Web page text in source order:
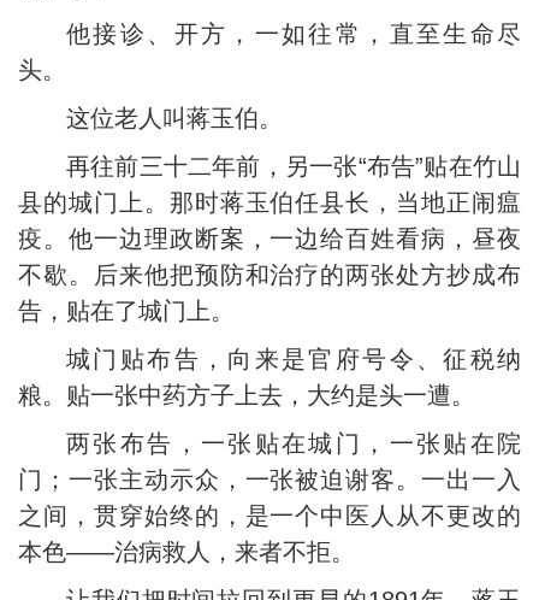
他接诊、开方，一如往常，直至生命尽
头。
这位老人叫蒋玉伯。
再往前三十二年前，另一张“布告”贴在竹山
县的城门上。那时蒋玉伯任县长，当地正闹瘟
疫。他一边理政断案，一边给百姓看病，昼夜
不歇。后来他把预防和治疗的两张处方抄成布
告，贴在了城门上。
城门贴布告，向来是官府号令、征税纳
粮。贴一张中药方子上去，大约是头一遭。
两张布告，一张贴在城门，一张贴在院
门；一张主动示众，一张被迫谢客。一出一入
之间，贯穿始终的，是一个中医人从不更改的
本色——治病救人，来者不拒。